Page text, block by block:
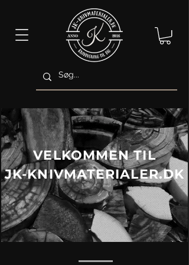
VELKOMMEN TIL
JK-KNIVMATERIALER.DK